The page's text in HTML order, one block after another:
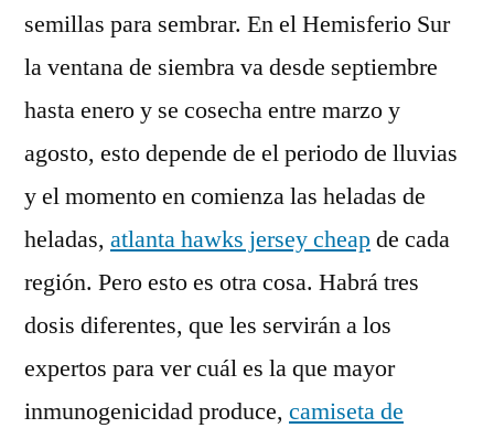
semillas para sembrar. En el Hemisferio Sur
la ventana de siembra va desde septiembre
hasta enero y se cosecha entre marzo y
agosto, esto depende de el periodo de lluvias
y el momento en comienza las heladas de
heladas, atlanta hawks jersey cheapde cada
región. Pero esto es otra cosa. Habrá tres
dosis diferentes, que les servirán a los
expertos para ver cuál es la que mayor
inmunogenicidad produce, camiseta de